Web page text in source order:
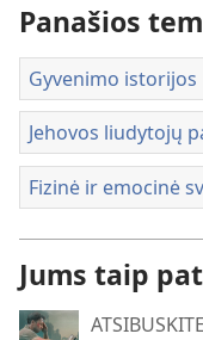
Panašios
Gyvenimo istorijos
Jehovos liudytojų
Fizinė ir emocinė
Jums taip